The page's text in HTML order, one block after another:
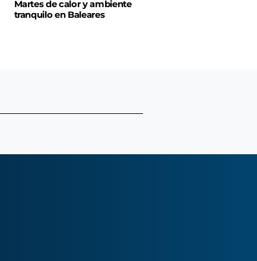
Martes de calor y ambiente
tranquilo en Baleares